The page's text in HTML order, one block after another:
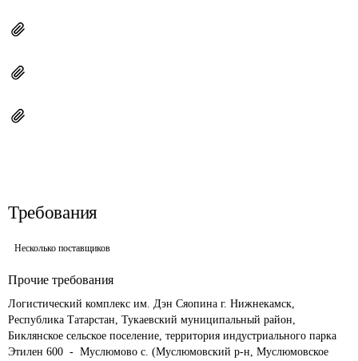
Требования
Несколько поставщиков
Прочие требования
Логистический комплекс им. Дэн Сяопина г. Нижнекамск,
Республика Татарстан, Тукаевский муниципальный район,
Биклянское сельское поселение, территория индустриального парка
Этилен 600  -  Муслюмово с. (Муслюмовский р-н, Муслюмовское